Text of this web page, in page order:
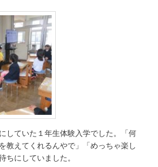
していた１年生体験入学でした。「何
教えてくれるんやで」「めっちゃ楽し
ちにしていました。